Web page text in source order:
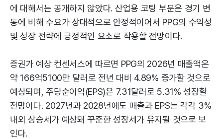
에 대해서는 공개하지 않았다. 산업용 코팅 부문은 경기 변
동에 비해 수요가 상대적으로 안정적이어서 PPG의 수익성
및 성장 전략에 긍정적인 요소로 작용할 전망이다.
증권가 예상 컨센서스에 따르면 PPG의 2026년 매출액은
약 166억5100만 달러로 전년 대비 4.89% 증가할 것으로
예상되며, 주당순이익(EPS)은 7.31달러로 5.31% 성장할
전망이다. 2027년과 2028년에도 매출과 EPS는 각각 3%
내외 상승세가 예상돼 꾸준한 성장세가 유지될 것으로 보
인다.